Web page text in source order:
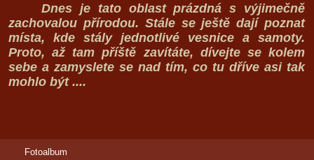
Dnes je tato oblast prázdná s výjimečně
zachovalou přírodou. Stále se ještě dají poznat
místa, kde stály jednotlivé vesnice a samoty.
Proto, až tam příště zavítáte, dívejte se kolem
sebe a zamyslete se nad tím, co tu dříve asi tak
mohlo být ....
Fotoalbum